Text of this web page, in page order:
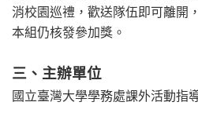
消校園巡禮，歡送隊伍即可離開
本組仍核發參加獎。
三、主辦單位
國立臺灣大學學務處課外活動指